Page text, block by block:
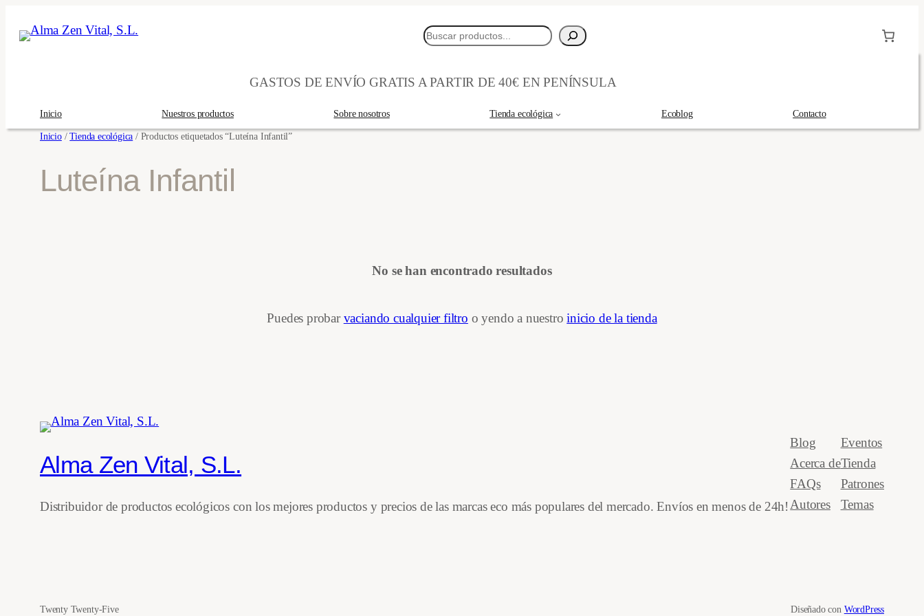
Buscar
GASTOS DE ENVÍO GRATIS A PARTIR DE 40€ EN PENÍNSULA
Inicio Nuestros productos Sobre nosotros Tienda ecológica Ecoblog Contacto
Inicio/Tienda ecológica / Productos etiquetados “Luteína Infantil”
Luteína Infantil
No se han encontrado resultados
Puedes probarvaciando cualquier filtro o yendo a nuestroinicio de la tienda
Alma Zen Vital, S.L.
Distribuidor de productos ecológicos con los mejores productos y precios de las marcas eco más populares del mercado. Envíos en menos de 24h!
Blog
Acerca de
FAQs
Autores
Eventos
Tienda
Patrones
Temas
Twenty Twenty-Five Diseñado con WordPress